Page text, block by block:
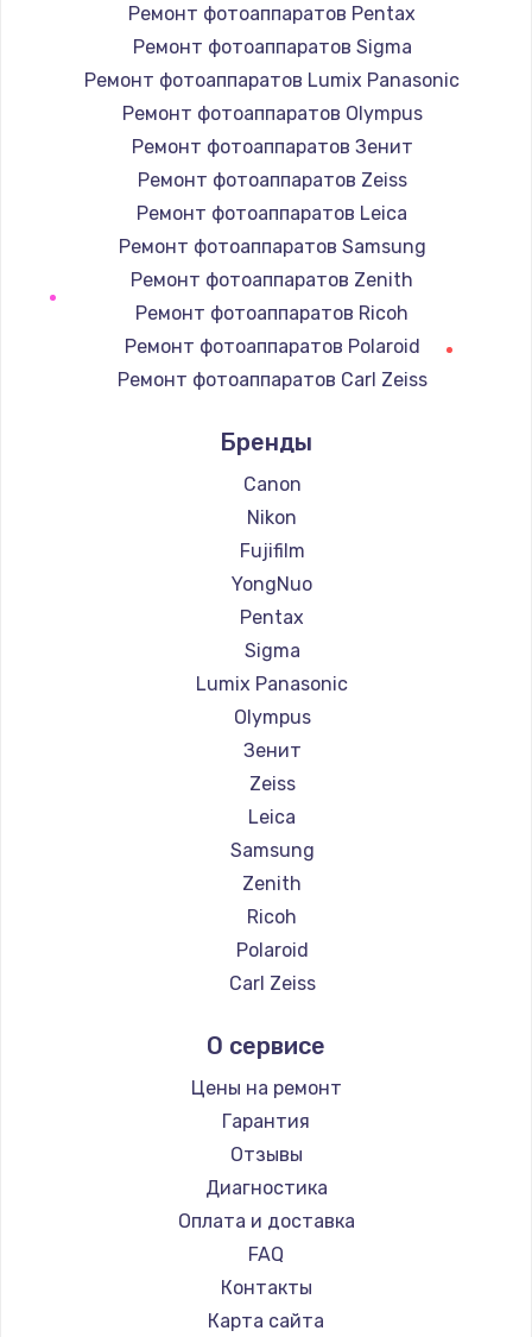
Замена конфорки
1100 руб.
Заказать
Замена платы сенсора
900 руб.
Заказать
Замена регулятора режимов конфорки
900 руб.
Заказать
1300 руб.
Заказать
Замена сигнальной лампы
1200 руб.
Заказать
Замена системной платы
1500 руб.
Заказать
Замена температурного датчика
2500 руб.
Заказать
Замена электроконфорки
1300 руб.
Техобслуживание
Заказать
Установка / подключение / демонтаж
1300 руб.
Заказать
Ремонт фотоаппаратов Pentax
Ремонт фотоаппаратов Sigma
Ремонт фотоаппаратов Lumix Panasonic
Ремонт фотоаппаратов Olympus
Ремонт фотоаппаратов Зенит
Ремонт фотоаппаратов Zeiss
Ремонт фотоаппаратов Leica
Ремонт фотоаппаратов Samsung
Ремонт фотоаппаратов Zenith
Ремонт фотоаппаратов Ricoh
Ремонт фотоаппаратов Polaroid
Ремонт фотоаппаратов Carl Zeiss
Ремонт фотоаппаратов LUMIX
Ремонт фотоаппаратов Blackmagic
Бренды
Canon
Nikon
Fujifilm
YongNuo
Pentax
Sigma
Lumix Panasonic
Olympus
Зенит
Zeiss
Leica
Samsung
Zenith
Ricoh
Polaroid
Carl Zeiss
LUMIX
Blackmagic
О сервисе
Цены на ремонт
Гарантия
Отзывы
Диагностика
Оплата и доставка
FAQ
Контакты
Карта сайта